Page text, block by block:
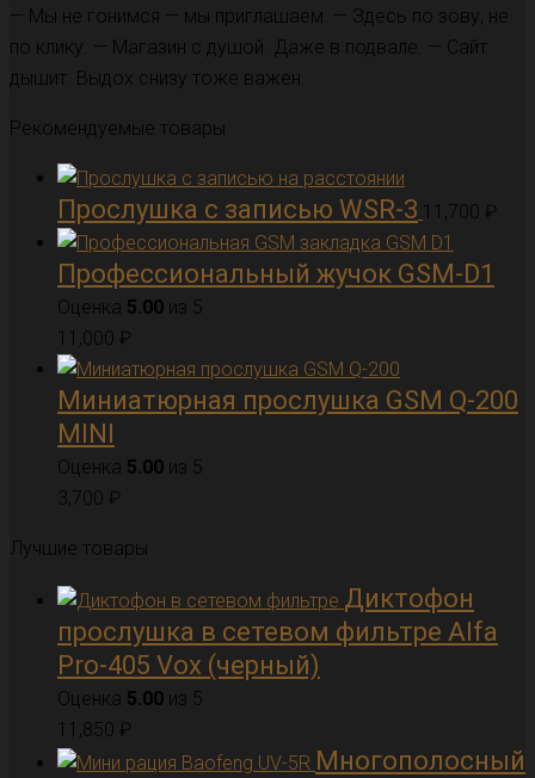
— Мы не гонимся — мы приглашаем. — Здесь по зову, не
по клику. — Магазин с душой. Даже в подвале. — Сайт
дышит. Выдох снизу тоже важен.
Рекомендуемые товары
Прослушка с записью WSR-3 11,700 ₽
Профессиональный жучок GSM-D1
Оценка 5.00 из 5
11,000
₽
Миниатюрная прослушка GSM Q-200
MINI
Оценка 5.00 из 5
3,700
₽
Лучшие товары
Диктофон
прослушка в сетевом фильтре Alfa
Pro-405 Vox (черный)
Оценка 5.00 из 5
11,850
₽
Многополосный